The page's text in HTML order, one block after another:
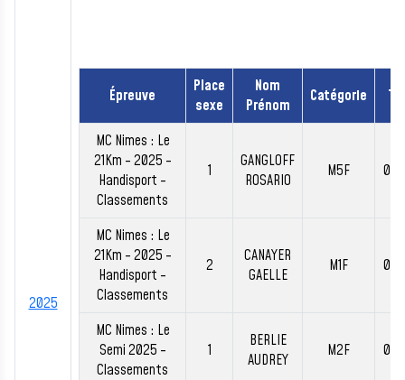
2025
Épreuve
Place
sexe
Nom
Prénom
Catégorie
MC Nimes : Le
21Km - 2025 -
Handisport -
Classements
1
GANGLOFF
ROSARIO
M5F
MC Nimes : Le
21Km - 2025 -
Handisport -
Classements
2
CANAYER
GAELLE
M1F
MC Nimes : Le
Semi 2025 -
Classements
1
BERLIE
AUDREY
M2F